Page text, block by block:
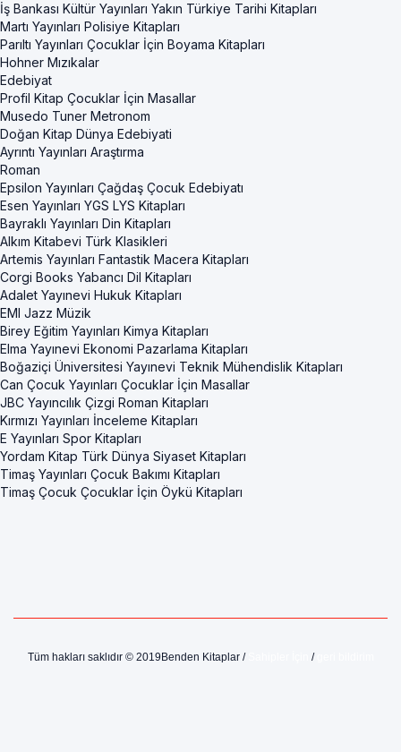
İş Bankası Kültür Yayınları Yakın Türkiye Tarihi Kitapları
Martı Yayınları Polisiye Kitapları
Parıltı Yayınları Çocuklar İçin Boyama Kitapları
Hohner Mızıkalar
Edebiyat
Profil Kitap Çocuklar İçin Masallar
Musedo Tuner Metronom
Doğan Kitap Dünya Edebiyati
Ayrıntı Yayınları Araştırma
Roman
Epsilon Yayınları Çağdaş Çocuk Edebiyatı
Esen Yayınları YGS LYS Kitapları
Bayraklı Yayınları Din Kitapları
Alkım Kitabevi Türk Klasikleri
Artemis Yayınları Fantastik Macera Kitapları
Corgi Books Yabancı Dil Kitapları
Adalet Yayınevi Hukuk Kitapları
EMI Jazz Müzik
Birey Eğitim Yayınları Kimya Kitapları
Elma Yayınevi Ekonomi Pazarlama Kitapları
Boğaziçi Üniversitesi Yayınevi Teknik Mühendislik Kitapları
Can Çocuk Yayınları Çocuklar İçin Masallar
JBC Yayıncılık Çizgi Roman Kitapları
Kırmızı Yayınları İnceleme Kitapları
E Yayınları Spor Kitapları
Yordam Kitap Türk Dünya Siyaset Kitapları
Timaş Yayınları Çocuk Bakımı Kitapları
Timaş Çocuk Çocuklar İçin Öykü Kitapları
Tüm hakları saklıdır © 2019Benden Kitaplar / /